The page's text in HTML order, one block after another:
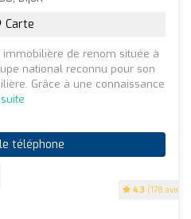
4.3 (178 avis)
Carte
immobilière de renom située à
national reconnu pour son
Grâce à une connaissance
téléphone